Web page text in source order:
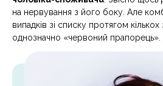
на нервування з його боку. Але
випадків зі списку протягом
однозначно «червоний прапорець».